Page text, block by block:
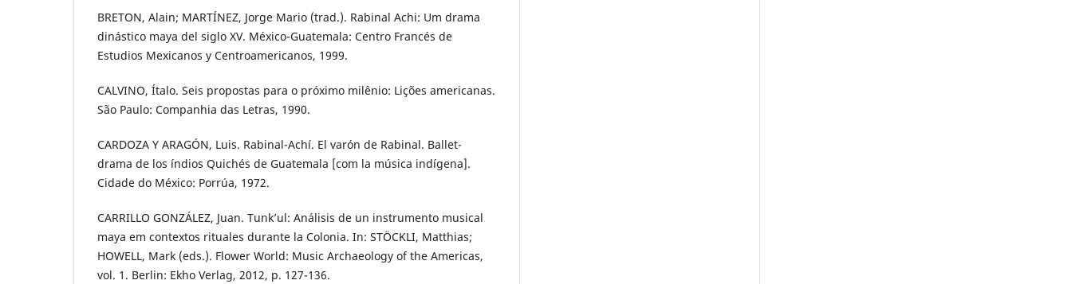
BRETON, Alain; MARTÍNEZ, Jorge Mario (trad.). Rabinal Achi: Um drama
dinástico maya del siglo XV. México-Guatemala: Centro Francés de
Estudios Mexicanos y Centroamericanos, 1999.
CALVINO, Ítalo. Seis propostas para o próximo milênio: Lições americanas.
São Paulo: Companhia das Letras, 1990.
CARDOZA Y ARAGÓN, Luis. Rabinal-Achí. El varón de Rabinal. Ballet-
drama de los índios Quichés de Guatemala [com la música indígena].
Cidade do México: Porrúa, 1972.
CARRILLO GONZÁLEZ, Juan. Tunk’ul: Análisis de un instrumento musical
maya em contextos rituales durante la Colonia. In: STÖCKLI, Matthias;
HOWELL, Mark (eds.). Flower World: Music Archaeology of the Americas,
vol. 1. Berlin: Ekho Verlag, 2012, p. 127-136.